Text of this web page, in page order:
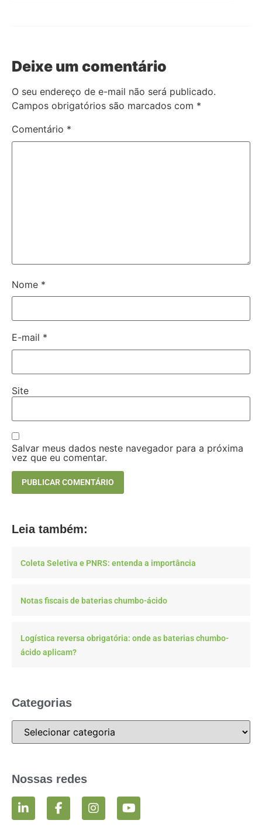
Deixe um comentário
O seu endereço de e-mail não será publicado.
Campos obrigatórios são marcados com *
Comentário *
Nome *
E-mail *
Site
Salvar meus dados neste navegador para a próxima
vez que eu comentar.
Leia também:
Coleta Seletiva e PNRS: entenda a importância
Notas fiscais de baterias chumbo-ácido
Logística reversa obrigatória: onde as baterias chumbo-
ácido aplicam?
Categorias
Nossas redes